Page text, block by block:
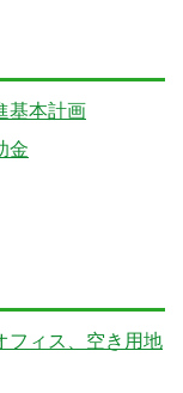
基本計画
金
フィス、空き用地